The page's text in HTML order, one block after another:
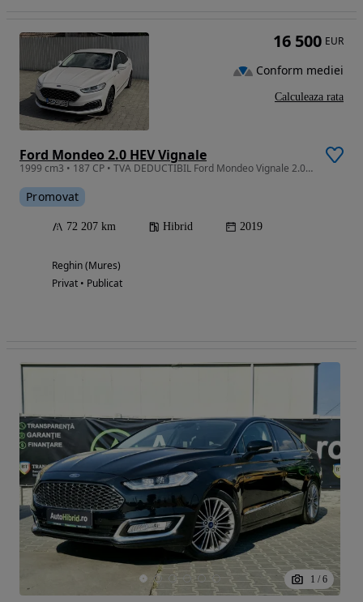
Ford Mondeo 2.0 HEV Vignale
1999 cm3 • 187 CP • TVA DEDUCTIBIL Ford Mondeo Vignale 2.0 Hybrid (FHEV) - 72.200 km
Promovat
72 207 km Hibrid 2019
Reghin (Mures)
Privat • Publicat
16 500 EUR
Conform mediei
Calculeaza rata
1 / 6